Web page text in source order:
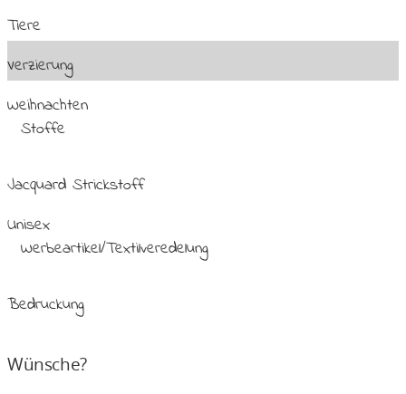
Tiere
Verzierung
Weihnachten
Stoffe
Jacquard Strickstoff
Unisex
Werbeartikel/Textilveredelung
Bedruckung
Wünsche?